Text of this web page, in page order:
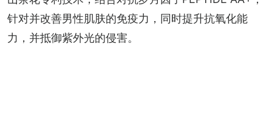
针对并改善男性肌肤的免疫力，同时提升抗氧化能
力，并抵御紫外光的侵害。